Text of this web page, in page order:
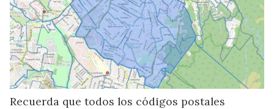
Recuerda que todos los códigos postales